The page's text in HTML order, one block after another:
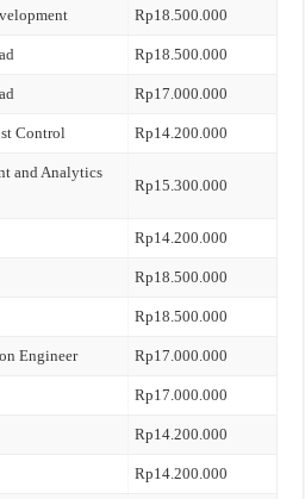
Rp18.500.000
Rp18.500.000
Rp17.000.000
Control Rp14.200.000
and Analytics
Rp15.300.000
Rp14.200.000
Rp18.500.000
Rp18.500.000
Engineer Rp17.000.000
Rp17.000.000
Rp14.200.000
Rp14.200.000